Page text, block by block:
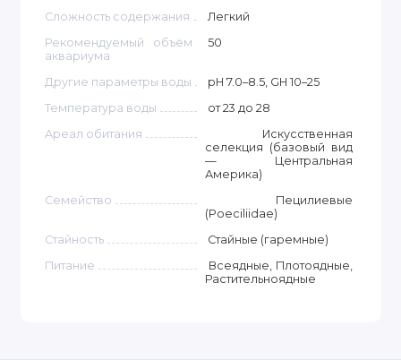
Сложность содержания
Легкий
Рекомендуемый объём
аквариума
50
Другие параметры воды
pH 7.0–8.5, GH 10–25
Температура воды
от 23 до 28
Ареал обитания
Искусственная
селекция (базовый вид
— Центральная
Америка)
Семейство
Пецилиевые
(Poeciliidae)
Стайность
Стайные (гаремные)
Питание
Всеядные, Плотоядные,
Растительноядные